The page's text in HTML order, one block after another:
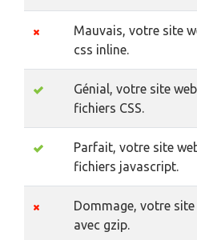
Mauvais, votre site
css inline.
Génial, votre site
fichiers CSS.
Parfait, votre site
fichiers javascript.
Dommage, votre
avec gzip.